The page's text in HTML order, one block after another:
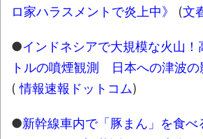
Backupper Standard 8.3.0
ップ
高嶋ちさ子、ダウン症の姉
【呆然】北海道旅行ワイ
ロ家ハラスメントで炎上中》
(文
●インドネシアで大規模な火山
トルの噴煙観測 日本への津波
( 情報速報ドットコム)
●新幹線車内で「豚まん」を食べ